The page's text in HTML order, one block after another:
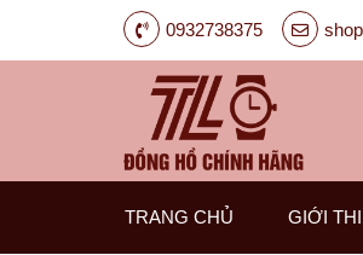
0932738375
TRANG CHỦ GIỚI